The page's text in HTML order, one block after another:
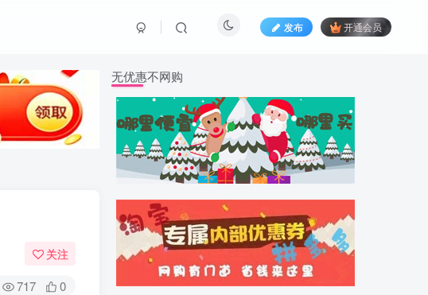
发布 开通会员
关注
717 0
无优惠不网购